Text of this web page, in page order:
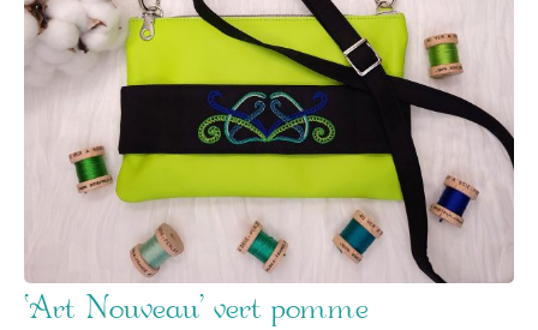
‘Art Nouveau’ vert pomme